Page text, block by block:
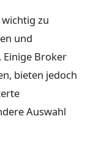
zu
und
Broker
bieten jedoch
Auswahl